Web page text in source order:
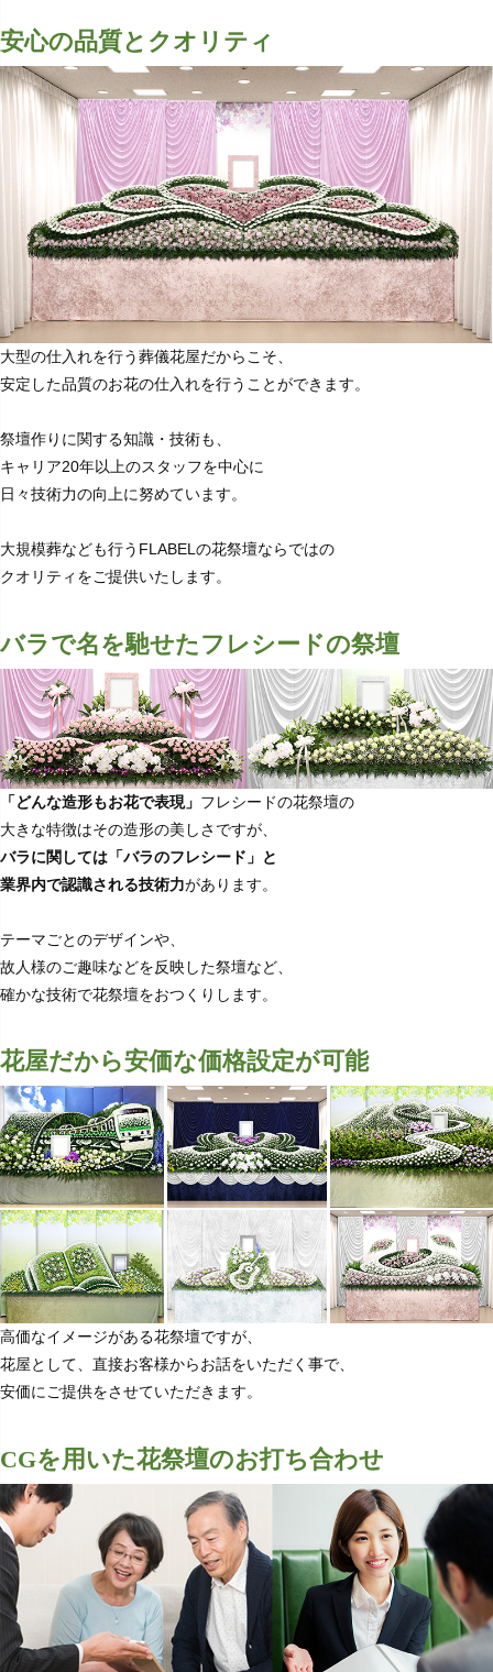
安心の品質とクオリティ
大型の仕入れを行う葬儀花屋だからこそ、
安定した品質のお花の仕入れを行うことができます。
祭壇作りに関する知識・技術も、
キャリア20年以上のスタッフを中心に
日々技術力の向上に努めています。
大規模葬なども行うFLABELの花祭壇ならではの
クオリティをご提供いたします。
バラで名を馳せたフレシードの祭壇
「どんな造形もお花で表現」 フレシードの花祭壇の
大きな特徴はその造形の美しさですが、
バラに関しては「バラのフレシード」と
業界内で認識される技術力があります。
テーマごとのデザインや、
故人様のご趣味などを反映した祭壇など、
確かな技術で花祭壇をおつくりします。
花屋だから安価な価格設定が可能
高価なイメージがある花祭壇ですが、
花屋として、直接お客様からお話をいただく事で、
安価にご提供をさせていただきます。
CGを用いた花祭壇のお打ち合わせ